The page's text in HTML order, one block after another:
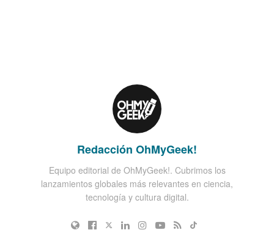
Redacción OhMyGeek!
Equipo editorial de OhMyGeek!. Cubrimos los
lanzamientos globales más relevantes en ciencia,
tecnología y cultura digital.